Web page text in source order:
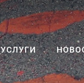
УСЛУГИ